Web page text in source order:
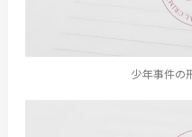
少年事件の